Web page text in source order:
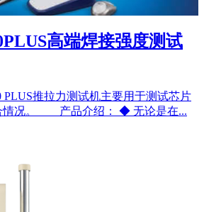
高端焊接强度测试
推拉力测试机主要用于测试芯片
情况。 产品介绍： ◆ 无论是在...